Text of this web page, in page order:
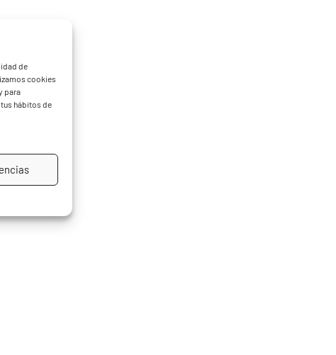
de
cookies
para
hábitos de